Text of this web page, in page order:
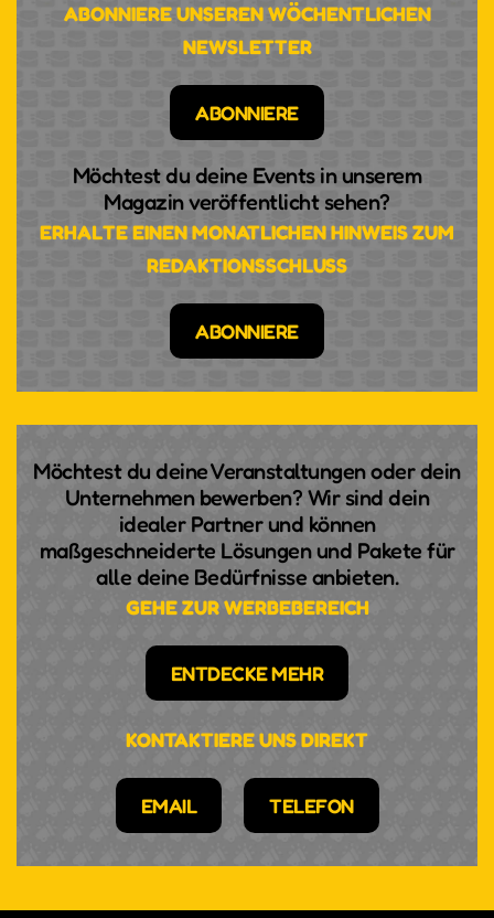
ABONNIERE UNSEREN WÖCHENTLICHEN
NEWSLETTER
ABONNIERE
Möchtest du deine Events in unserem
Magazin veröffentlicht sehen?
ERHALTE EINEN MONATLICHEN HINWEIS ZUM
REDAKTIONSSCHLUSS
ABONNIERE
Möchtest du deine Veranstaltungen oder dein
Unternehmen bewerben? Wir sind dein
idealer Partner und können
maßgeschneiderte Lösungen und Pakete für
alle deine Bedürfnisse anbieten.
GEHE ZUR WERBEBEREICH
ENTDECKE MEHR
KONTAKTIERE UNS DIREKT
EMAIL TELEFON